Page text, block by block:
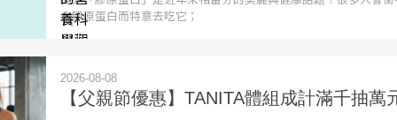
含膠原蛋白而特意去吃它；